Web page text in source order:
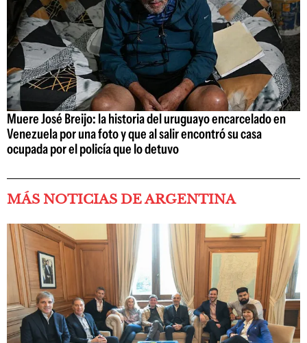
Muere José Breijo: la historia del uruguayo encarcelado en
Venezuela por una foto y que al salir encontró su casa
ocupada por el policía que lo detuvo
MÁS NOTICIAS DE ARGENTINA